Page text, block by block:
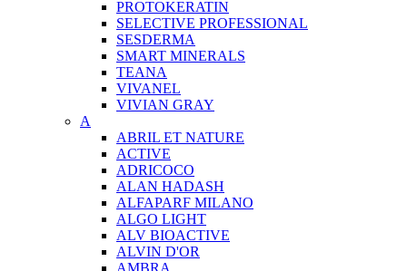
PROTOKERATIN
SELECTIVE PROFESSIONAL
SESDERMA
SMART MINERALS
TEANA
VIVANEL
VIVIAN GRAY
A
ABRIL ET NATURE
ACTIVE
ADRICOCO
ALAN HADASH
ALFAPARF MILANO
ALGO LIGHT
ALV BIOACTIVE
ALVIN D'OR
AMBRA